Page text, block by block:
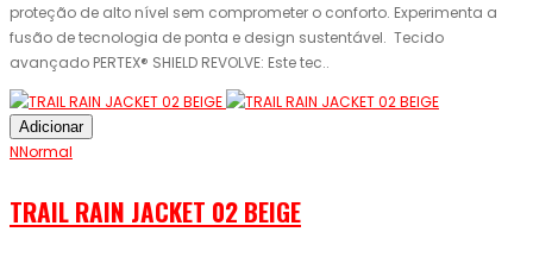
proteção de alto nível sem comprometer o conforto. Experimenta a
fusão de tecnologia de ponta e design sustentável. Tecido
avançado PERTEX® SHIELD REVOLVE: Este tec..
Adicionar
NNormal
TRAIL RAIN JACKET 02 BEIGE